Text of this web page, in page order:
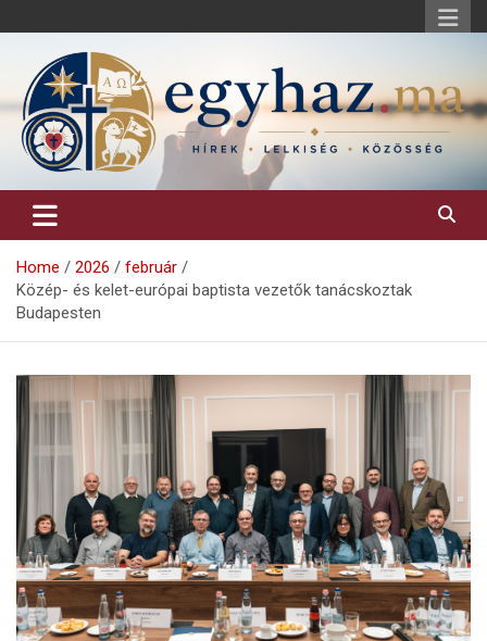
to
egyhaz.ma
Keresztény hírek, elemzések, építő jellegű kritikai írások.
Home 2026
február
Közép- és kelet-európai baptista vezetők tanácskoztak
Budapesten